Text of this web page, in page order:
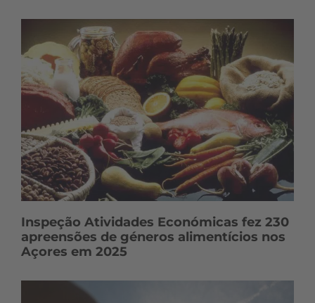
Inspeção Atividades Económicas fez 230
apreensões de géneros alimentícios nos
Açores em 2025